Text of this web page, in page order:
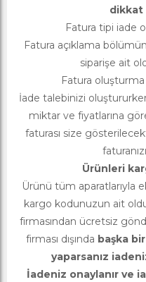
dikkat
Fatura tipi iade
Fatura açıklama
siparişe ait
Fatura oluşturma
İade talebinizi
miktar ve fiyatlarına
faturası size
Ürünleri
Ürünü tüm aparatlarıyla
kargo kodunuzun ait
firmasından ücretsiz
firması dışında başka
yaparsanız
İadeniz onaylanır ve